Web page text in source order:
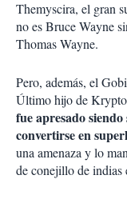
Themyscira, el gran
no es Bruce Wayne
Thomas Wayne.
Pero, además, el
Último hijo de
fue apresado
convertirse en
una amenaza y lo
de conejillo de indias